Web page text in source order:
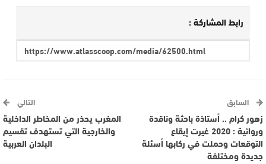
رابط المشاركة :
السابق
زهور كرام .. أستاذة باحثة وناقدة
وروائية : 2020 غيرت إيقاع
التوقعات وحملت في ركابها أسئلة
جديدة ومختلفة
التالي
المغرب يحذر من المخاطر الداخلية
والخارجية التي تستهدف تقسيم
البلدان العربية